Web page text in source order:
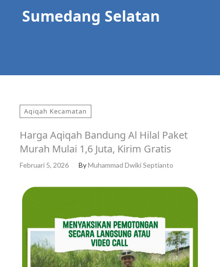
Sumedang Selatan
Aqiqah Kecamatan
Harga Aqiqah Bandung Al Hilal Paket
Murah Mulai 1,6 Juta, Kirim Gratis
Februari 5, 2026 ByMuhammad Dwiki Septianto